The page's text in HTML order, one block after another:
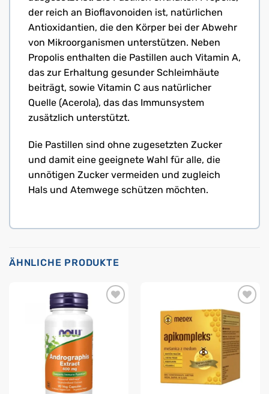
der reich an Bioflavonoiden ist, natürlichen
Antioxidantien, die den Körper bei der Abwehr
von Mikroorganismen unterstützen. Neben
Propolis enthalten die Pastillen auch Vitamin A,
das zur Erhaltung gesunder Schleimhäute
beiträgt, sowie Vitamin C aus natürlicher
Quelle (Acerola), das das Immunsystem
zusätzlich unterstützt.
Die Pastillen sind ohne zugesetzten Zucker
und damit eine geeignete Wahl für alle, die
unnötigen Zucker vermeiden und zugleich
Hals und Atemwege schützen möchten.
ÄHNLICHE PRODUKTE